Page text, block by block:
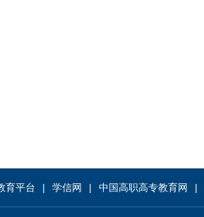
育平台 学信网 中国高职高专教育网